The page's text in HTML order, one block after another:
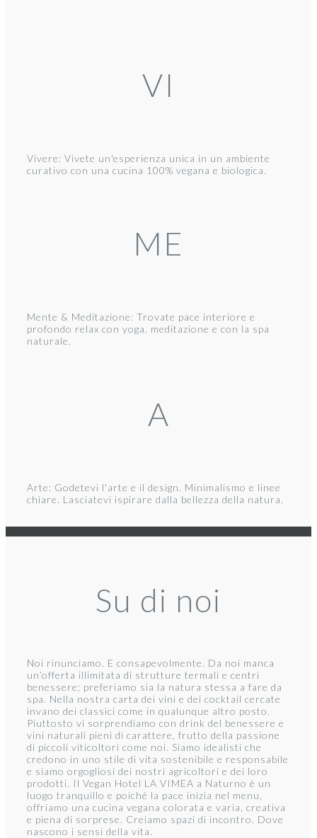
VI
Vivere: Vivete un'esperienza unica in un ambiente
curativo con una cucina 100% vegana e biologica.
ME
Mente & Meditazione: Trovate pace interiore e
profondo relax con yoga, meditazione e con la spa
naturale.
A
Arte: Godetevi l'arte e il design. Minimalismo e linee
chiare. Lasciatevi ispirare dalla bellezza della natura.
Su di noi
Noi rinunciamo. E consapevolmente. Da noi manca
un’offerta illimitata di strutture termali e centri
benessere; preferiamo sia la natura stessa a fare da
spa. Nella nostra carta dei vini e dei cocktail cercate
invano dei classici come in qualunque altro posto.
Piuttosto vi sorprendiamo con drink del benessere e
vini naturali pieni di carattere, frutto della passione
di piccoli viticoltori come noi. Siamo idealisti che
credono in uno stile di vita sostenibile e responsabile
e siamo orgogliosi dei nostri agricoltori e dei loro
prodotti. Il Vegan Hotel LA VIMEA a Naturno è un
luogo tranquillo e poiché la pace inizia nel menu,
offriamo una cucina vegana colorata e varia, creativa
e piena di sorprese. Creiamo spazi di incontro. Dove
nascono i sensi della vita.